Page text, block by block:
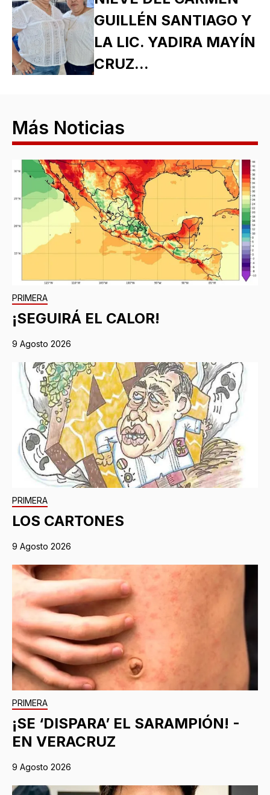
GUILLÉN SANTIAGO Y
LA LIC. YADIRA MAYÍN
CRUZ...
Más Noticias
PRIMERA
¡SEGUIRÁ EL CALOR!
9 Agosto 2026
PRIMERA
LOS CARTONES
9 Agosto 2026
PRIMERA
¡SE ‘DISPARA’ EL SARAMPIÓN! -
EN VERACRUZ
9 Agosto 2026